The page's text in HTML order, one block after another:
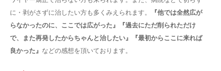
に・剥がさずに治したい方も多くみえられます。
『他では全然広が
らなかったのに、ここでは広がった』『過去にただ削られただけ
で、また再発したからちゃんと治したい』『最初からここに来れば
良かった』 などの感想を頂いております。